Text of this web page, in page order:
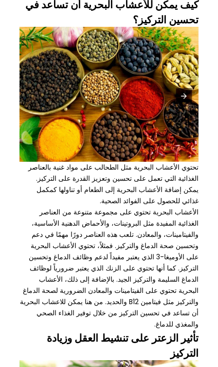
كيف يمكن للأعشاب البحرية أن تساعد في
تحسين التركيز؟
تحتوي الأعشاب البحرية مثل الطحالب على مواد غنية بالعناصر
الغذائية التي تعمل على تحسين وتعزيز القدرة على التركيز.
يمكن إضافة الأعشاب البحرية إلى الطعام أو تناولها كمكمل
غذائي للحصول على الفوائد الصحية.
الأعشاب البحرية تحتوي على مجموعة متنوعة من العناصر
الغذائية المفيدة مثل البروتينات، والأحماض الدهنية الأساسية،
والفيتامينات، والمعادن. تلعب هذه العناصر دورًا مهمًا في دعم
وتحسين صحة الدماغ والتركيز. فمثلاً، تحتوي الأعشاب البحرية
على الأوميغا-3 الذي يعتبر مفيداً لدعم وظائف الدماغ وتحسين
التركيز. كما أنها تحتوي على الزنك الذي يعتبر ضرورياً لوظائف
الدماغ السليمة والتركيز الجيد. بالإضافة إلى ذلك، الأعشاب
البحرية تحتوي على الفيتامينات والمعادن الضرورية لصحة الدماغ
والتركيز مثل فيتامين B12 والحديد. من هنا يمكن للاعشاب البحرية
أن تساعد في تحسين التركيز من خلال توفير الغذاء الصحي
والمغذي للدماغ.
تأثير الزعتر على تنشيط العقل وزيادة
التركيز